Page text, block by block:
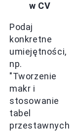
w CV
Podaj
konkretne
umiejętności,
np.
"Tworzenie
makr i
stosowanie
tabel
przestawnych